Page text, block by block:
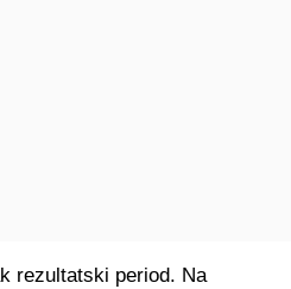
rezultatski period. Na